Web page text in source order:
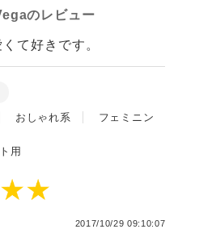
のレビュー
て好きです。
おしゃれ系 フェミニン
用
2017/10/29 09:10:07